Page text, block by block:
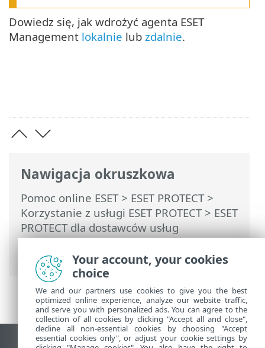
Nawigacja okruszkowa
Pomoc online ESET> ESET PROTECT>
Korzystanie z usługi ESET PROTECT> ESET
PROTECT dla dostawców usług
zarządzanych> Rozpocznij konfigurację
klienta MSP
Dowiedz się, jak wdrożyć agenta ESET
Management lokalnie lub zdalnie.
Your account, your cookies
choice
We and our partners use cookies to give you the best
optimized online experience, analyze our website traffic,
and serve you with personalized ads. You can agree to the
collection of all cookies by clicking "Accept all and close",
decline all non-essential cookies by choosing "Accept
essential cookies only", or adjust your cookie settings by